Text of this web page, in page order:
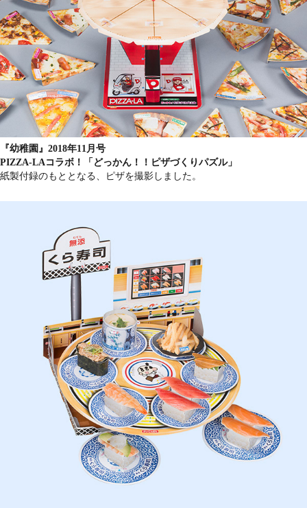
『幼稚園』2018年11月号
PIZZA-LAコラボ！「どっかん！！ピザづくりパズル」
紙製付録のもととなる、ピザを撮影しました。